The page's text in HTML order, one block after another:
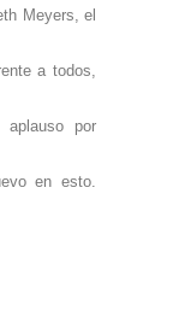
Meyers, el
a todos,
aplauso por
en esto.